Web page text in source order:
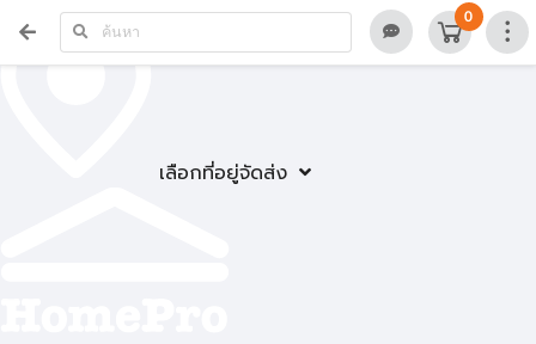
เลือกที่อยู่จัดส่ง
0